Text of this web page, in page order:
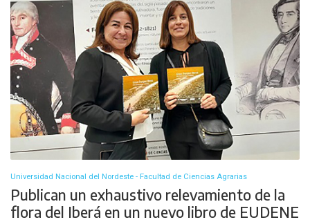
Universidad Nacional del Nordeste - Facultad de Ciencias Agrarias
Publican un exhaustivo relevamiento de la
flora del Iberá en un nuevo libro de EUDENE